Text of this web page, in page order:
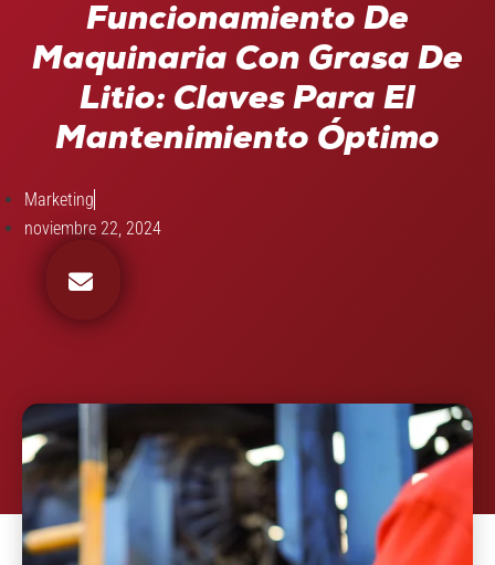
Funcionamiento De
Maquinaria Con Grasa De
Litio: Claves Para El
Mantenimiento Óptimo
Marketing
noviembre 22, 2024